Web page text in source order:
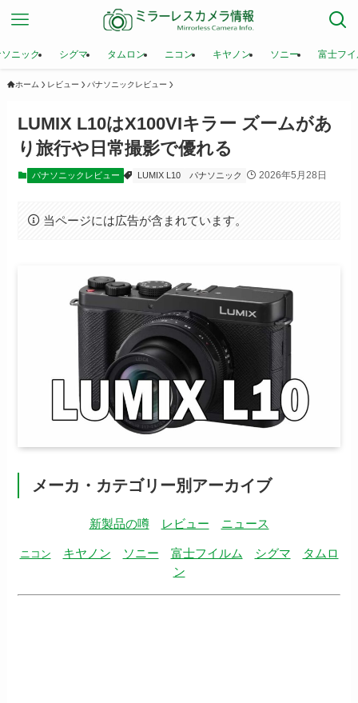
ニック シグマ タムロン ニコン キヤノン ソニー 富士フ
ホーム レビュー パナソニックレビュー
LUMIX L10はX100VIキラー ズームがあ
り旅行や日常撮影で優れる
パナソニックレビュー LUMIX L10 パナソニック 2026年5月28日
当ページには広告が含まれています。
メーカ・カテゴリー別アーカイブ
新製品の噂 レビュー ニュース
ニコン キヤノン ソニー 富士フイルム シグマ
タムロ
ン